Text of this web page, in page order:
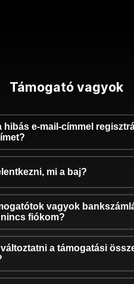
Támogató vagyok
hibás e-mail-címmel
mi a baj?
vagyok
fiókom?
a támogatási